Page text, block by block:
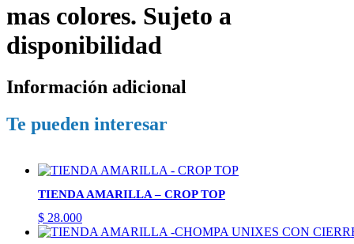
mas colores. Sujeto a
disponibilidad
Información adicional
Te pueden interesar
TIENDA AMARILLA – CROP TOP
$ 28.000